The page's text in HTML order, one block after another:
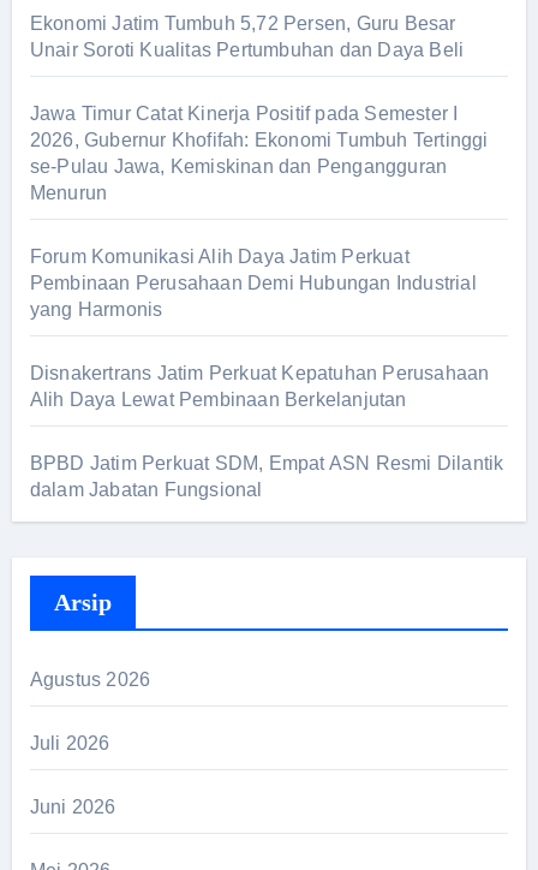
t
u
k
:
Ekonomi Jatim Tumbuh 5,72 Persen, Guru Besar
Unair Soroti Kualitas Pertumbuhan dan Daya Beli
Jawa Timur Catat Kinerja Positif pada Semester I
2026, Gubernur Khofifah: Ekonomi Tumbuh Tertinggi
se-Pulau Jawa, Kemiskinan dan Pengangguran
Menurun
Forum Komunikasi Alih Daya Jatim Perkuat
Pembinaan Perusahaan Demi Hubungan Industrial
yang Harmonis
Disnakertrans Jatim Perkuat Kepatuhan Perusahaan
Alih Daya Lewat Pembinaan Berkelanjutan
BPBD Jatim Perkuat SDM, Empat ASN Resmi Dilantik
dalam Jabatan Fungsional
Arsip
Agustus 2026
Juli 2026
Juni 2026